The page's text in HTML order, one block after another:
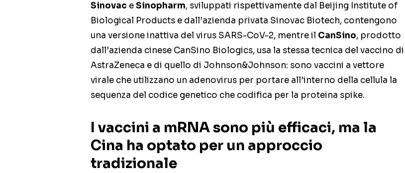
Sinovac eSinopharm, sviluppati rispettivamente dal Beijing Institute of
Biological Products e dall’azienda privata Sinovac Biotech, contengono
una versione inattiva del virus SARS-CoV-2, mentre il CanSino, prodotto
dall’azienda cinese CanSino Biologics, usa la stessa tecnica del vaccino di
AstraZeneca e di quello di Johnson&Johnson: sono vaccini a vettore
virale che utilizzano un adenovirus per portare all’interno della cellula la
sequenza del codice genetico che codifica per la proteina spike.
I vaccini a mRNA sono più efficaci, ma la
Cina ha optato per un approccio
tradizionale